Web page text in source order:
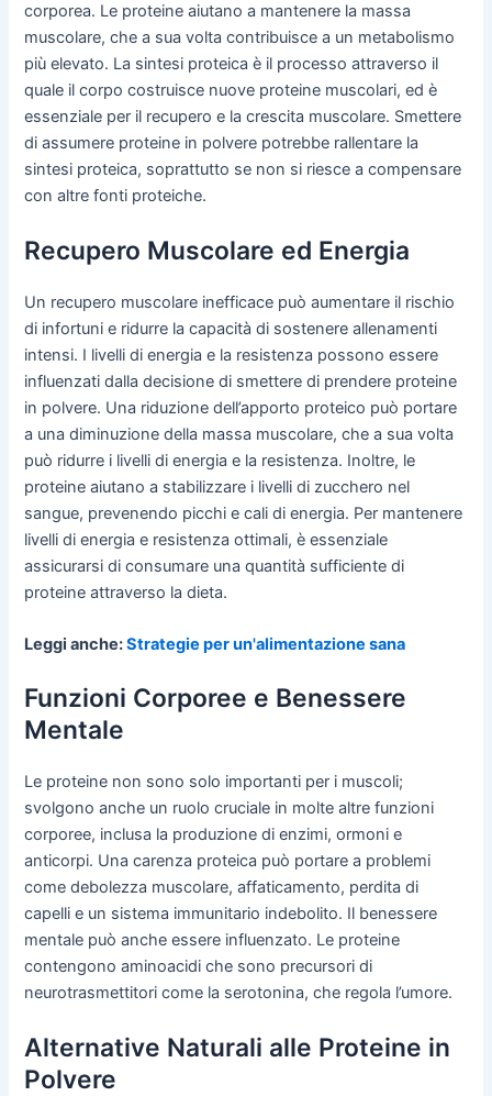
corporea. Le proteine aiutano a mantenere la massa
muscolare, che a sua volta contribuisce a un metabolismo
più elevato. La sintesi proteica è il processo attraverso il
quale il corpo costruisce nuove proteine muscolari, ed è
essenziale per il recupero e la crescita muscolare. Smettere
di assumere proteine in polvere potrebbe rallentare la
sintesi proteica, soprattutto se non si riesce a compensare
con altre fonti proteiche.
Recupero Muscolare ed Energia
Un recupero muscolare inefficace può aumentare il rischio
di infortuni e ridurre la capacità di sostenere allenamenti
intensi. I livelli di energia e la resistenza possono essere
influenzati dalla decisione di smettere di prendere proteine
in polvere. Una riduzione dell’apporto proteico può portare
a una diminuzione della massa muscolare, che a sua volta
può ridurre i livelli di energia e la resistenza. Inoltre, le
proteine aiutano a stabilizzare i livelli di zucchero nel
sangue, prevenendo picchi e cali di energia. Per mantenere
livelli di energia e resistenza ottimali, è essenziale
assicurarsi di consumare una quantità sufficiente di
proteine attraverso la dieta.
Leggi anche:Strategie per un'alimentazione sana
Funzioni Corporee e Benessere
Mentale
Le proteine non sono solo importanti per i muscoli;
svolgono anche un ruolo cruciale in molte altre funzioni
corporee, inclusa la produzione di enzimi, ormoni e
anticorpi. Una carenza proteica può portare a problemi
come debolezza muscolare, affaticamento, perdita di
capelli e un sistema immunitario indebolito. Il benessere
mentale può anche essere influenzato. Le proteine
contengono aminoacidi che sono precursori di
neurotrasmettitori come la serotonina, che regola l’umore.
Alternative Naturali alle Proteine in
Polvere